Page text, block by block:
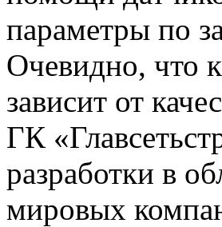
параметры по
Очевидно, что
зависит от
ГК
разработки в
мировых